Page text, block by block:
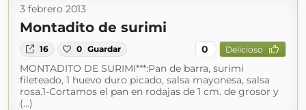
3 febrero 2013
Montadito de surimi
16 0 Guardar 0 Delicioso
MONTADITO DE SURIMI***:Pan de barra, surimi
fileteado, 1 huevo duro picado, salsa mayonesa, salsa
rosa.1-Cortamos el pan en rodajas de 1 cm. de grosor y
(...)